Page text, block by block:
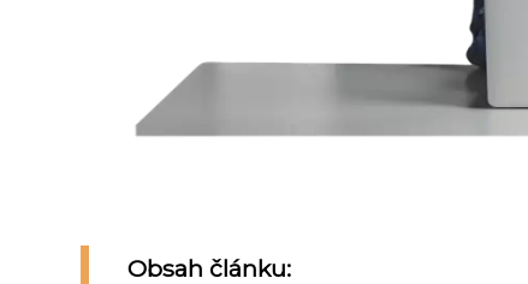
Obsah článku: